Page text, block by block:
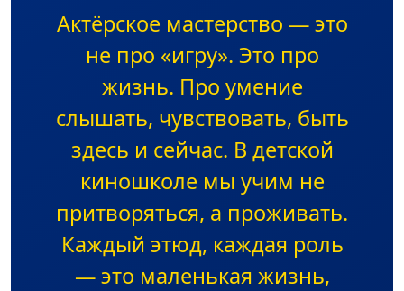
Актёрское мастерство — это
не про «игру». Это про
жизнь. Про умение
слышать, чувствовать, быть
здесь и сейчас. В детской
киношколе мы учим не
притворяться, а проживать.
Каждый этюд, каждая роль
— это маленькая жизнь,